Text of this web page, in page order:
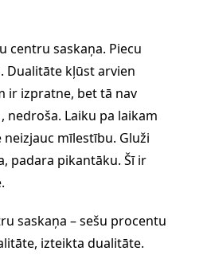
centru saskaņa. Piecu
Dualitāte kļūst arvien
ir izpratne, bet tā nav
nedroša. Laiku pa laikam
mīlestību. Gluži
padara pikantāku. Šī ir
saskaņa – sešu procentu
izteikta dualitāte.